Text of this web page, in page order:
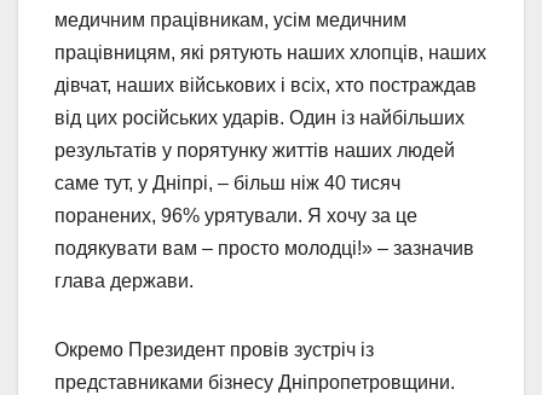
медичним працівникам, усім медичним
працівницям, які рятують наших хлопців, наших
дівчат, наших військових і всіх, хто постраждав
від цих російських ударів. Один із найбільших
результатів у порятунку життів наших людей
саме тут, у Дніпрі, – більш ніж 40 тисяч
поранених, 96% урятували. Я хочу за це
подякувати вам – просто молодці!» – зазначив
глава держави.
Окремо Президент провів зустріч із
представниками бізнесу Дніпропетровщини.